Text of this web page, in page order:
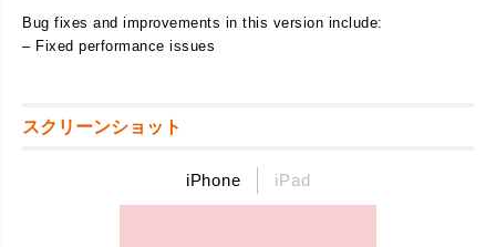
Bug fixes and improvements in this version include:
– Fixed performance issues
スクリーンショット
iPhone iPad